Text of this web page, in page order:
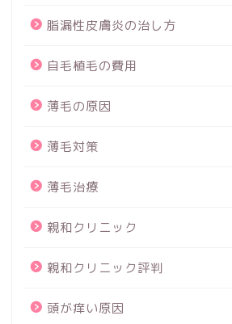
脂漏性皮膚炎の治し方
自毛植毛の費用
薄毛の原因
薄毛対策
薄毛治療
親和クリニック
親和クリニック評判
頭が痒い原因